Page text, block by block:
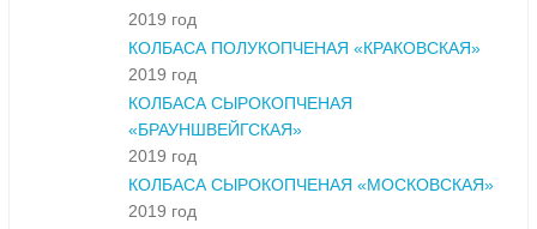
2019 год
КОЛБАСА ПОЛУКОПЧЕНАЯ «КРАКОВСКАЯ»
2019 год
КОЛБАСА СЫРОКОПЧЕНАЯ
«БРАУНШВЕЙГСКАЯ»
2019 год
КОЛБАСА СЫРОКОПЧЕНАЯ «МОСКОВСКАЯ»
2019 год